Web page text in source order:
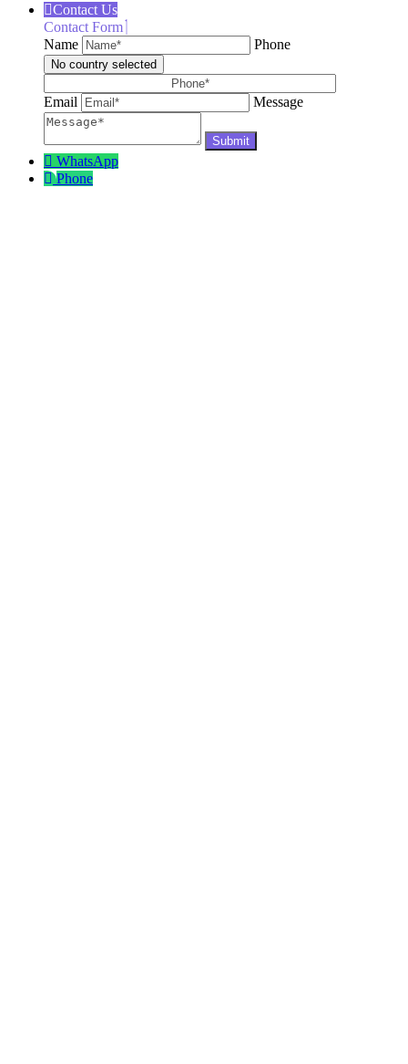
Contact Us
Contact Form
Name
Phone
No country selected
Email Message
WhatsApp
Phone